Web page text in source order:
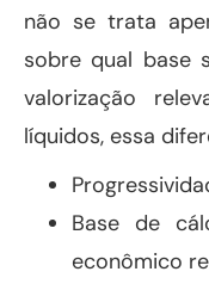
não se trata
sobre qual base
valorização
líquidos, essa
Base de
econômico